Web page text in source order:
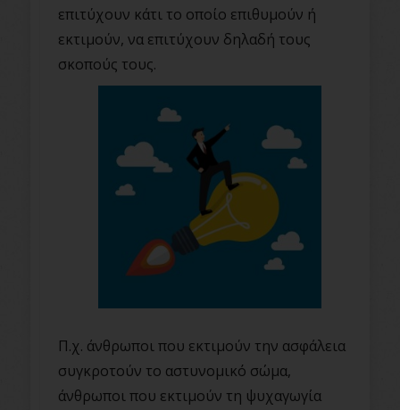
επιτύχουν κάτι το οποίο επιθυμούν ή
εκτιμούν, να επιτύχουν δηλαδή τους
σκοπούς τους.
Π.χ. άνθρωποι που εκτιμούν την ασφάλεια
συγκροτούν το αστυνομικό σώμα,
άνθρωποι που εκτιμούν τη ψυχαγωγία